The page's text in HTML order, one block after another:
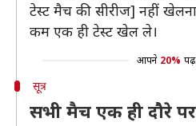
टेस्ट मैच की सीरीज] नहीं
कम एक ही टेस्ट खेल ले।
आपने 20% पढ़
सूत्र
सभी मैच एक ही दौरे